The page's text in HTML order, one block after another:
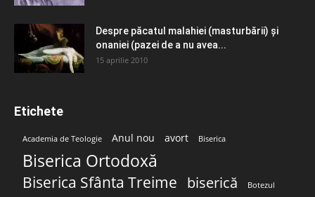
Despre păcatul malahiei (masturbării) şi
onaniei (pazei de a nu avea...
15 aprilie 2010
Etichete
Academia de Teologie Anul nou avort Biserica
Biserica Ortodoxă
Biserica Sfânta Treime biserică Botezul